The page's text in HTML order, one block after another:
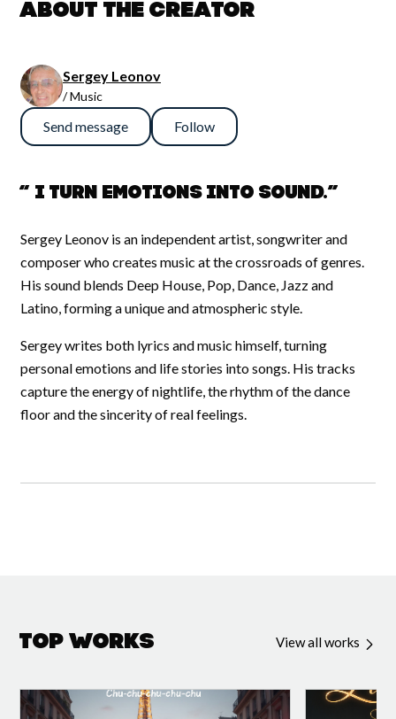
About the creator
Sergey Leonov
/ Music
Send message Follow
“ I turn emotions into sound.”
Sergey Leonov is an independent artist, songwriter and
composer who creates music at the crossroads of genres.
His sound blends Deep House, Pop, Dance, Jazz and
Latino, forming a unique and atmospheric style.
Sergey writes both lyrics and music himself, turning
personal emotions and life stories into songs. His tracks
capture the energy of nightlife, the rhythm of the dance
floor and the sincerity of real feelings.
Top Works View all works